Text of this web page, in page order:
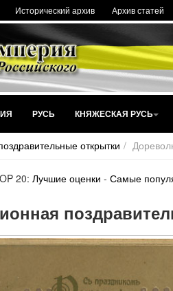
Исторический архив Архив статей
РУСЬ КНЯЖЕСКАЯ РУСЬ
открытки
20:Лучшие оценки -Самые